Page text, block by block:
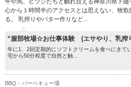
心から１時間半のアクセスとは思えない、牧
る。 乳搾りやバター作りなど...
“服部牧場☆お仕事体験 (エサやり、乳搾
年に1、2回定期的にソフトクリームを食べにきて
宅から50分程度で自然と触...
BBQ・バーベキュー場